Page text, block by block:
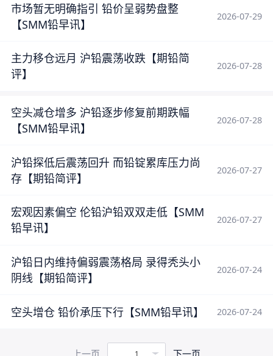
市场暂无明确指引 铅价呈弱势盘整
【SMM铅早讯】
2026-07-29
主力移仓远月 沪铅震荡收跌【期铅简
评】
2026-07-28
空头减仓增多 沪铅逐步修复前期跌幅
【SMM铅早讯】
2026-07-28
沪铅探低后震荡回升 而铅锭累库压力尚
存【期铅简评】
2026-07-27
宏观因素偏空 伦铅沪铅双双走低【SMM
铅早讯】
2026-07-27
沪铅日内维持偏弱震荡格局 录得秃头小
阴线【期铅简评】
2026-07-24
空头增仓 铅价承压下行【SMM铅早讯】 2026-07-24
上一页 下一页